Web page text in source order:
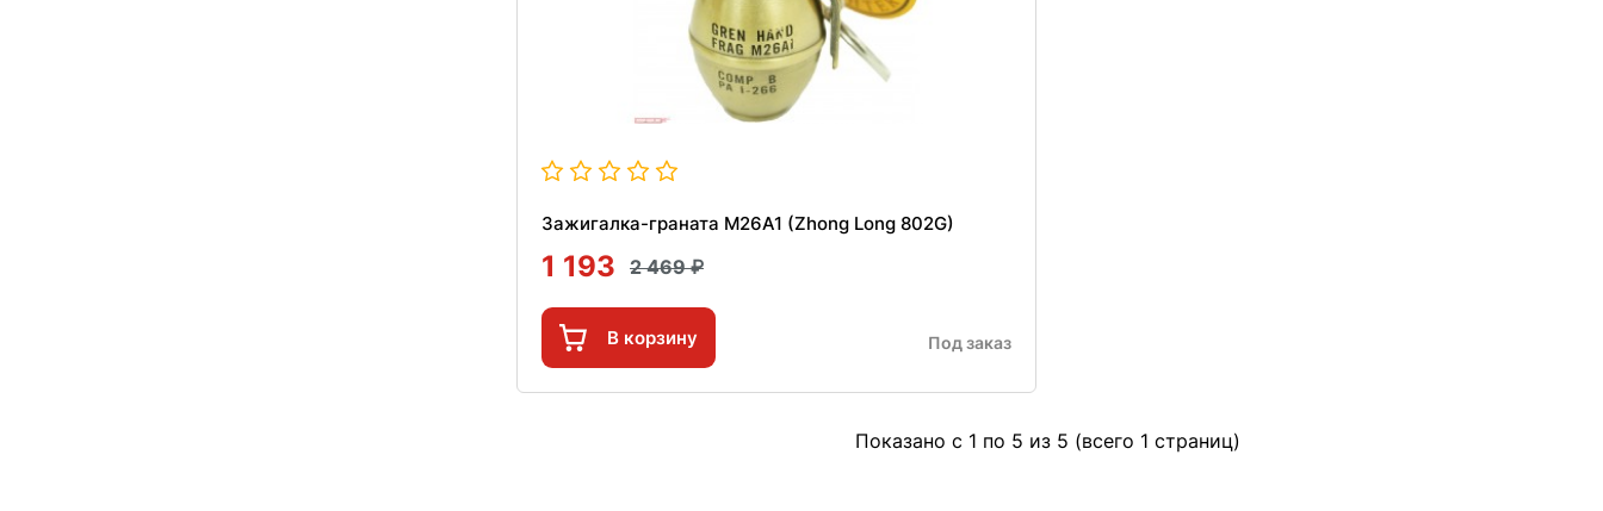
Зажигалка-граната M26A1 (Zhong Long 802G)
1 193 2 469
В корзину Под заказ
Показано с 1 по 5 из 5 (всего 1 страниц)